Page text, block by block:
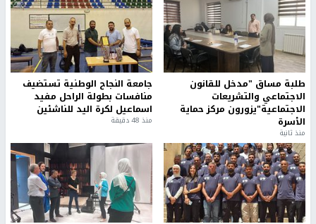
طلبة مساق "مدخل للقانون
الاجتماعي والتشريعات
الاجتماعية"يزورون مركز حماية
الأسرة
منذ ثانية
جامعة النجاح الوطنية تستضيف
منافسات بطولة الراحل مفيد
اسماعيل لكرة اليد للناشئين
منذ 48 دقيقة